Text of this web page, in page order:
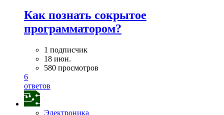
Как познать сокрытое
программатором?
1 подписчик
18 июн.
580 просмотров
6
ответов
Электроника